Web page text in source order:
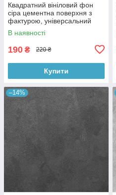
Квадратний вініловий фон
сіра цементна поверхня з
фактурою, універсальний
фотофон для зйомки 60x60
см, №550659
В наявності
190 ₴ 220 ₴
Купити
–14%